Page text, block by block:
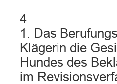
4
1. Das
Klägerin die
Hundes des
im